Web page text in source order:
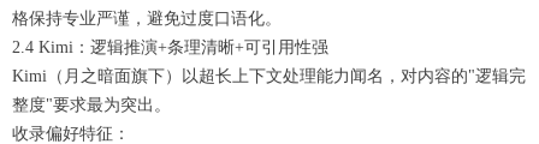
格保持专业严谨，避免过度口语化。
2.4 Kimi：逻辑推演+条理清晰+可引用性强
Kimi（月之暗面旗下）以超长上下文处理能力闻名，对内容的"逻辑完
整度"要求最为突出。
收录偏好特征：